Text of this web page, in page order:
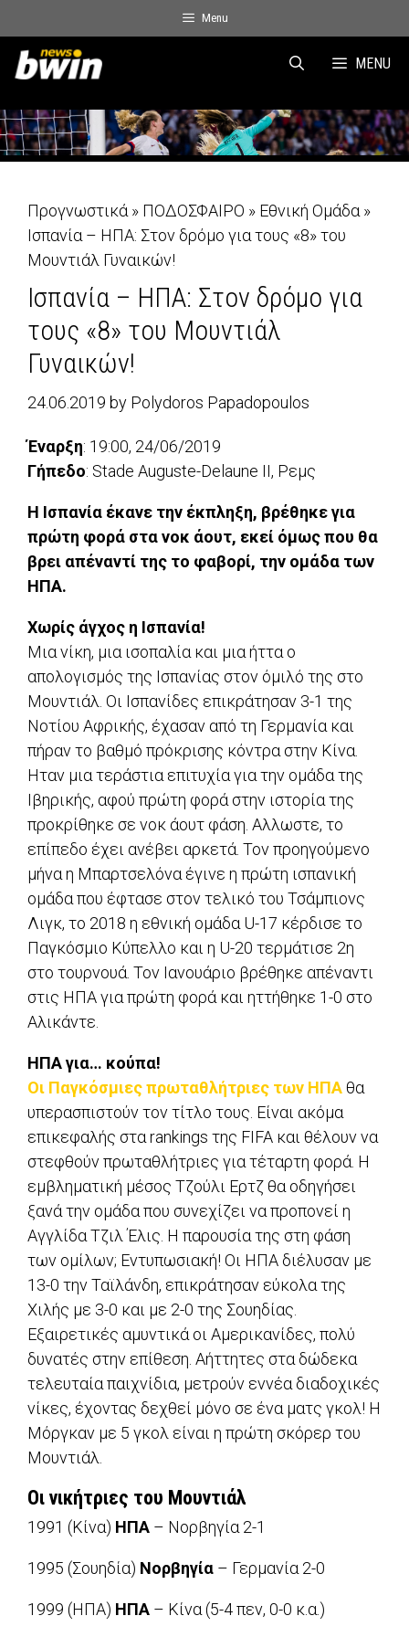
to
content
Menu
MENU
Προγνωστικά » ΠΟΔΟΣΦΑΙΡΟ » Εθνική Ομάδα »
Ισπανία – ΗΠΑ: Στον δρόμο για τους «8» του
Μουντιάλ Γυναικών!
Ισπανία – ΗΠΑ: Στον δρόμο για
τους «8» του Μουντιάλ
Γυναικών!
24.06.2019 by Polydoros Papadopoulos
Έναρξη: 19:00, 24/06/2019
Γήπεδο: Stade Auguste-Delaune II, Ρεμς
Η Ισπανία έκανε την έκπληξη, βρέθηκε για
πρώτη φορά στα νοκ άουτ, εκεί όμως που θα
βρει απέναντί της το φαβορί, την ομάδα των
ΗΠΑ.
Χωρίς άγχος η Ισπανία!
Μια νίκη, μια ισοπαλία και μια ήττα ο
απολογισμός της Ισπανίας στον όμιλό της στο
Μουντιάλ. Οι Ισπανίδες επικράτησαν 3-1 της
Νοτίου Αφρικής, έχασαν από τη Γερμανία και
πήραν το βαθμό πρόκρισης κόντρα στην Κίνα.
Ηταν μια τεράστια επιτυχία για την ομάδα της
Ιβηρικής, αφού πρώτη φορά στην ιστορία της
προκρίθηκε σε νοκ άουτ φάση. Αλλωστε, το
επίπεδο έχει ανέβει αρκετά. Τον προηγούμενο
μήνα η Μπαρτσελόνα έγινε η πρώτη ισπανική
ομάδα που έφτασε στον τελικό του Τσάμπιονς
Λιγκ, το 2018 η εθνική ομάδα U-17 κέρδισε το
Παγκόσμιο Κύπελλο και η U-20 τερμάτισε 2η
στο τουρνουά. Τον Ιανουάριο βρέθηκε απέναντι
στις ΗΠΑ για πρώτη φορά και ηττήθηκε 1-0 στο
Αλικάντε.
ΗΠΑ για… κούπα!
Οι Παγκόσμιες πρωταθλήτριες των ΗΠΑθα
υπερασπιστούν τον τίτλο τους. Είναι ακόμα
επικεφαλής στα rankings της FIFA και θέλουν να
στεφθούν πρωταθλήτριες για τέταρτη φορά. Η
εμβληματική μέσος Τζούλι Ερτζ θα οδηγήσει
ξανά την ομάδα που συνεχίζει να προπονεί η
Αγγλίδα Τζιλ Έλις. Η παρουσία της στη φάση
των ομίλων; Εντυπωσιακή! Οι ΗΠΑ διέλυσαν με
13-0 την Ταϊλάνδη, επικράτησαν εύκολα της
Χιλής με 3-0 και με 2-0 της Σουηδίας.
Εξαιρετικές αμυντικά οι Αμερικανίδες, πολύ
δυνατές στην επίθεση. Αήττητες στα δώδεκα
τελευταία παιχνίδια, μετρούν εννέα διαδοχικές
νίκες, έχοντας δεχθεί μόνο σε ένα ματς γκολ! Η
Μόργκαν με 5 γκολ είναι η πρώτη σκόρερ του
Μουντιάλ.
Οι νικήτριες του Μουντιάλ
1991 (Κίνα) ΗΠΑ – Νορβηγία 2-1
1995 (Σουηδία) Νορβηγία – Γερμανία 2-0
1999 (ΗΠΑ) ΗΠΑ – Κίνα (5-4 πεν, 0-0 κ.α.)